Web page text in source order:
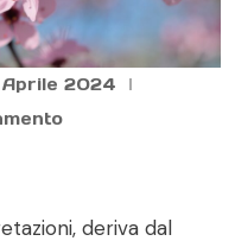
Aprile 2024
deriva dal